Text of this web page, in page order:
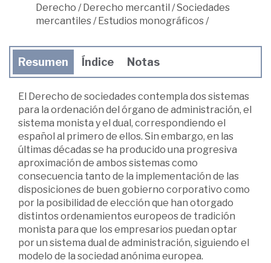
Derecho / Derecho mercantil /Sociedades
mercantiles/ Estudios monográficos/
Resumen Índice Notas
El Derecho de sociedades contempla dos sistemas
para la ordenación del órgano de administración, el
sistema monista y el dual, correspondiendo el
español al primero de ellos. Sin embargo, en las
últimas décadas se ha producido una progresiva
aproximación de ambos sistemas como
consecuencia tanto de la implementación de las
disposiciones de buen gobierno corporativo como
por la posibilidad de elección que han otorgado
distintos ordenamientos europeos de tradición
monista para que los empresarios puedan optar
por un sistema dual de administración, siguiendo el
modelo de la sociedad anónima europea.